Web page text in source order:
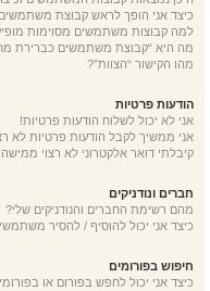
כיצד אני הופך לראש קבוצת
למה קבוצות משתמשים מסוימות
מה היא “קבוצת משתמשים כברירת
מהו הקישור “הצוות”?
הודעות פרטיות
אני לא יכול לשלוח הודעות פרטיות!
אני ממשיך לקבל הודעות פרטיות לא
קיבלתי דואר אלקטרוני לא רצוי
חברים ונודניקים
מהם רשימת החברים והנודניקים שלי?
כיצד אני יכול להוסיף / להסיר
חיפוש בפורומים
כיצד אני יכול לחפש בפורום או